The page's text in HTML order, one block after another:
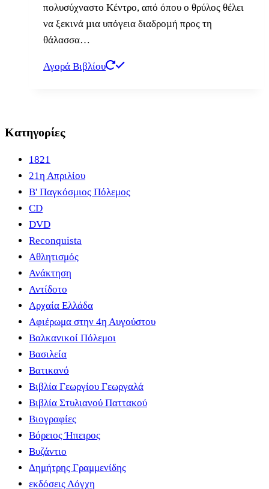
πολυσύχναστο Κέντρο, από όπου ο θρύλος θέλει
να ξεκινά µια υπόγεια διαδροµή προς τη
θάλασσα…
Αγορά Βιβλίου
Κατηγορίες
1821
21η Απριλίου
B' Παγκόσμιος Πόλεμος
CD
DVD
Reconquista
Αθλητισμός
Ανάκτηση
Αντίδοτο
Αρχαία Ελλάδα
Αφιέρωμα στην 4η Αυγούστου
Βαλκανικοί Πόλεμοι
Βασιλεία
Βατικανό
Βιβλία Γεωργίου Γεωργαλά
Βιβλία Στυλιανού Παττακού
Βιογραφίες
Βόρειος Ήπειρος
Βυζάντιο
Δημήτρης Γραμμενίδης
εκδόσεις Λόγχη